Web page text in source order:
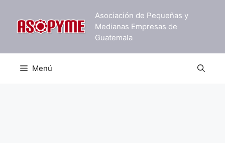
contenido
Asociación de Pequeñas y
Medianas Empresas de
Guatemala
Menú